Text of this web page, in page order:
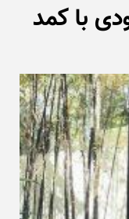
با کمد